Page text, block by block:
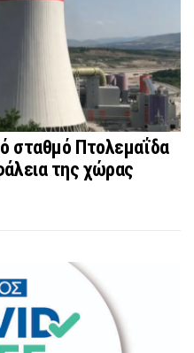
σταθμό Πτολεμαΐδα
της χώρας